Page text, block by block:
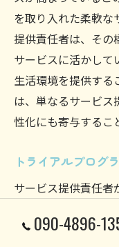
を取り入れた柔軟な
提供責任者は、その
サービスに活かして
生活環境を提供する
は、単なるサービス
性化にも寄与するこ
トライアルプログ
サービス提供責任
は、サービスの質
畝では、地域特性
090-4896-